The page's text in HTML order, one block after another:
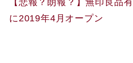
【悲報？朗報？】無印良品
に2019年4月オープン